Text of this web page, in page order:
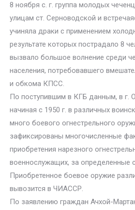
8 ноября с. г. группа молодых
улицам ст. Серноводской и
учиняла драки с применением
результате которых пострадало 8
вызвало большое волнение среди
населения, потребовавшего
и обкома КПСС.
По поступившим в КГБ данным, в г.
начиная с 1950 г. в различных
много боевого огнестрельного
зафиксированы многочисленные
приобретения нарезного
военнослужащих, за определенные
Приобретенное боевое оружие
вывозится в ЧИАССР.
По заявлению граждан Ачхой-